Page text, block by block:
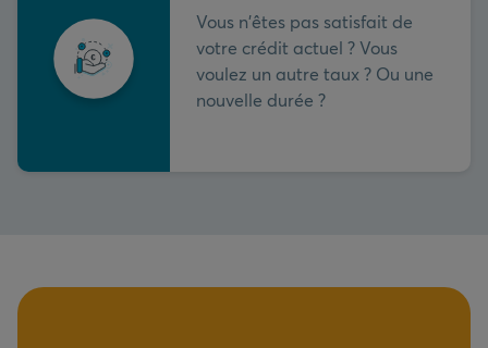
Vous n'êtes pas satisfait de
votre crédit actuel ? Vous
voulez un autre taux ? Ou une
nouvelle durée ?